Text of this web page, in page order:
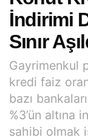
İndirimi
Sınır
Gayrimenkul
kredi faiz
bazı
%3’ün altına
sahibi olmak